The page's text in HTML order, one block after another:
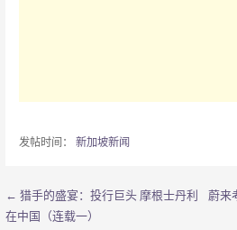
发帖时间： 新加坡新闻
文
← 猎手的盛宴：投行巨头 摩根士丹利
在中国（连载一）
蔚来